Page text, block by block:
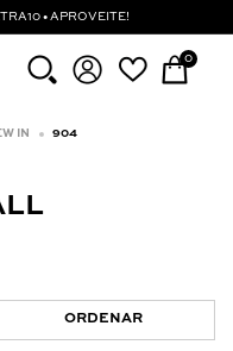
• APROVEITE!
0
IN 904
ORDENAR